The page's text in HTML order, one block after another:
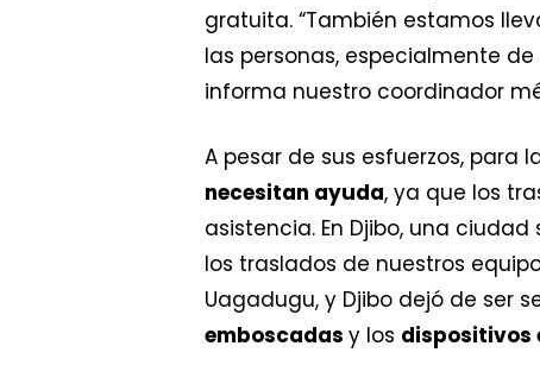
gratuita. “También estamos
las personas, especialmente
informa nuestro coordinador
A pesar de sus esfuerzos, para
necesitan ayuda, ya que los
asistencia. En Djibo, una
los traslados de nuestros
Uagadugu, y Djibo dejó de ser
emboscadas y los dispositivos